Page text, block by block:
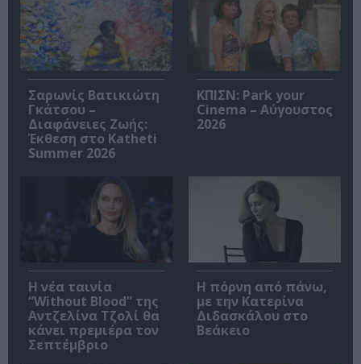
Σαρωνίς Βατικιώτη
Γκάτσου –
Διαφάνειες Ζωής:
Έκθεση στο Katheti
Summer 2026
ΚΠΙΣΝ: Park your
Cinema – Αύγουστος
2026
Η νέα ταινία
“Without Blood” της
Αντζελίνα Τζολί θα
κάνει πρεμιέρα τον
Σεπτέμβριο
Η πόρνη από πάνω,
με την Κατερίνα
Διδασκάλου στο
Βεάκειο